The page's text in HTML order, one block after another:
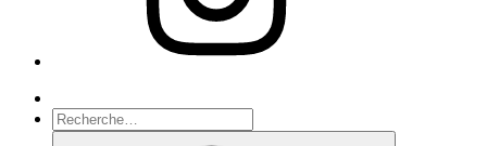
Recherche
pour